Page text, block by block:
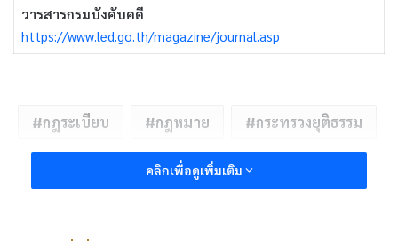
วารสารกรมบังคับคดี
https://www.led.go.th/magazine/journal.asp
กฎระเบียบ กฎหมาย กระทรวงยุติธรรม
คลิกเพื่อดูเพิ่มเติม